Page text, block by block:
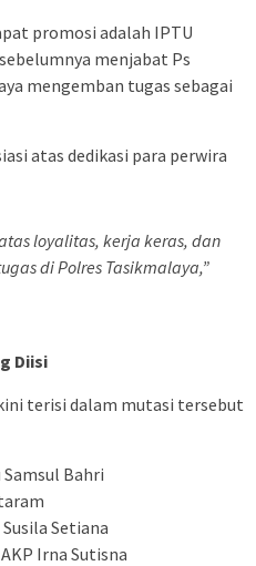
promosi adalah IPTU
menjabat Ps
mengemban tugas sebagai
atas dedikasi para perwira
loyalitas, kerja keras, dan
di Polres Tasikmalaya,”
Diisi
terisi dalam mutasi tersebut
Bahri
Setiana
Irna Sutisna